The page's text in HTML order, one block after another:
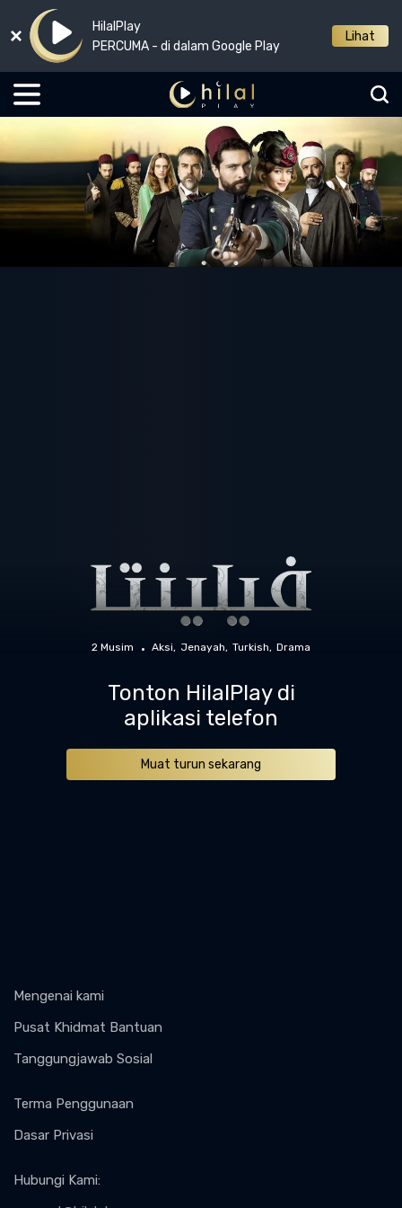
HilalPlay
PERCUMA - di dalam Google Play
Lihat
2 Musim Aksi Jenayah Turkish Drama
Tonton HilalPlay di
aplikasi telefon
Muat turun sekarang
Mengenai kami
Pusat Khidmat Bantuan
Tanggungjawab Sosial
Terma Penggunaan
Dasar Privasi
Hubungi Kami: